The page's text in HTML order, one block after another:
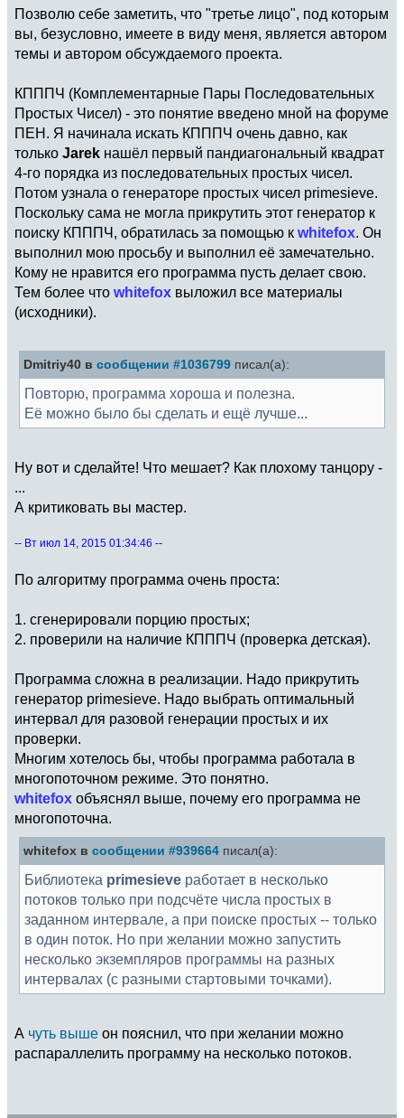
Позволю себе заметить, что "третье лицо", под которым
вы, безусловно, имеете в виду меня, является автором
темы и автором обсуждаемого проекта.
КПППЧ (Комплементарные Пары Последовательных
Простых Чисел) - это понятие введено мной на форуме
ПЕН. Я начинала искать КПППЧ очень давно, как
только Jarek нашёл первый пандиагональный квадрат
4-го порядка из последовательных простых чисел.
Потом узнала о генераторе простых чисел primesieve.
Поскольку сама не могла прикрутить этот генератор к
поиску КПППЧ, обратилась за помощью к whitefox. Он
выполнил мою просьбу и выполнил её замечательно.
Кому не нравится его программа пусть делает свою.
Тем более что whitefox выложил все материалы
(исходники).
Dmitriy40 в сообщении #1036799 писал(а):
Повторю, программа хороша и полезна.
Её можно было бы сделать и ещё лучше...
Ну вот и сделайте! Что мешает? Как плохому танцору -
...
А критиковать вы мастер.
-- Вт июл 14, 2015 01:34:46 --
По алгоритму программа очень проста:
1. сгенерировали порцию простых;
2. проверили на наличие КПППЧ (проверка детская).
Программа сложна в реализации. Надо прикрутить
генератор primesieve. Надо выбрать оптимальный
интервал для разовой генерации простых и их
проверки.
Многим хотелось бы, чтобы программа работала в
многопоточном режиме. Это понятно.
whitefox объяснял выше, почему его программа не
многопоточна.
whitefox в сообщении #939664 писал(а):
Библиотека primesieve работает в несколько
потоков только при подсчёте числа простых в
заданном интервале, а при поиске простых -- только
в один поток. Но при желании можно запустить
несколько экземпляров программы на разных
интервалах (с разными стартовыми точками).
А чуть выше он пояснил, что при желании можно
распараллелить программу на несколько потоков.